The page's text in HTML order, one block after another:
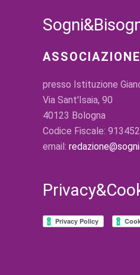
presso Istituzione
Via Sant'Isaia, 90
40123 Bologna
Codice Fiscale:
email: